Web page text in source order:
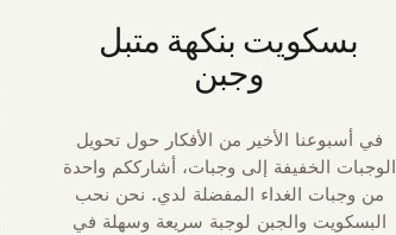
بسكويت بنكهة متبل
وجبن
في أسبوعنا الأخير من الأفكار حول تحويل
الوجبات الخفيفة إلى وجبات، أشارككم واحدة
من وجبات الغداء المفضلة لدي. نحن نحب
البسكويت والجبن لوجبة سريعة وسهلة في